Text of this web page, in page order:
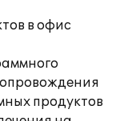
в офис
продуктов